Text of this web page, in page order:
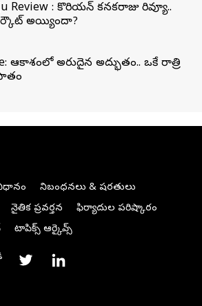
Review : కొరియన్ కనకరాజు రివ్యూ..
అయ్యిందా?
ఆకాశంలో అరుదైన అద్భుతం.. ఒకే రాత్రి
నిబంధనలు & షరతులు
నైతిక ప్రవర్తన
ఫిర్యాదుల పరిష్కారం
టాపిక్స్ ఆర్కైవ్స్